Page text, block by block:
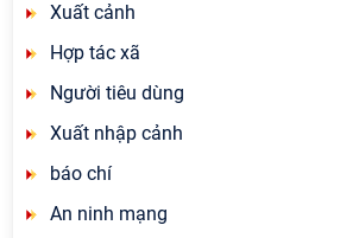
Xuất cảnh
Hợp tác xã
Người tiêu dùng
Xuất nhập cảnh
báo chí
An ninh mạng